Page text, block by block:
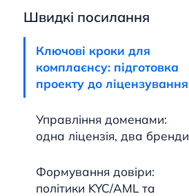
Швидкі посилання
Ключові кроки для
комплаєнсу: підготовка
проекту до ліцензування
Управління доменами:
одна ліцензія, два бренди
Формування довіри:
політики KYC/AML та